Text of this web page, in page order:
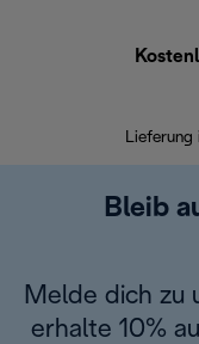
Lieferung
Bleib
Melde dich zu
erhalte 10%